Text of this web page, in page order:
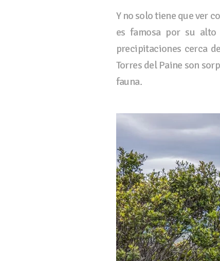
Y no solo tiene que ver
es famosa por su alto
precipitaciones cerca
Torres del Paine son
fauna.